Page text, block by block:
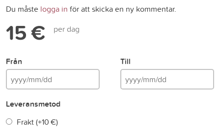
Du måste logga in för att skicka en ny kommentar.
15 € per dag
Från Till
Leveransmetod
Frakt (+10 €)